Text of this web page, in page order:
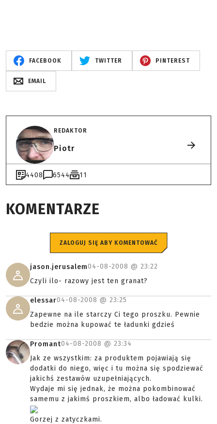
FACEBOOK TWITTER PINTEREST
EMAIL
REDAKTOR
Piotr
4408 6544 11
KOMENTARZE
ZALOGUJ SIĘ ABY KOMENTOWAĆ
jason.jerusalem04-08-2008 @ 23:22
Czyli ilo- razowy jest ten granat?
elessar04-08-2008 @ 23:25
Zapewne na ile starczy Ci tego proszku. Pewnie
bedzie można kupować te ładunki gdzieś
Promant04-08-2008 @ 23:34
Jak ze wszystkim: za produktem pojawiają się
dodatki do niego, więc i tu można się spodziewać
jakichś zestawów uzupełniających.
Wydaje mi się jednak, że można pokombinować
samemu z jakimś proszkiem, albo ładować kulki.
Gorzej z zatyczkami.